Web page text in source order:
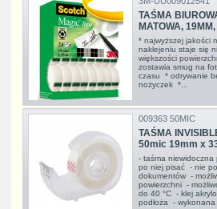
TAŚMA
MATOWA,
* najwyższej jakości
naklejeniu staje się
większości
zostawia smug na
czasu * odrywanie
nożyczek *...
009363 50MIC
TAŚMA
50mic 19mm x
- taśma
po niej pisać - nie
dokumentów -
powierzchni -
do 40 °C - klej
podłoża - wykonana